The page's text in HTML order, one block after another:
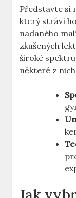
Představte si
který stráví
nadaného
zkušených
široké
některé z